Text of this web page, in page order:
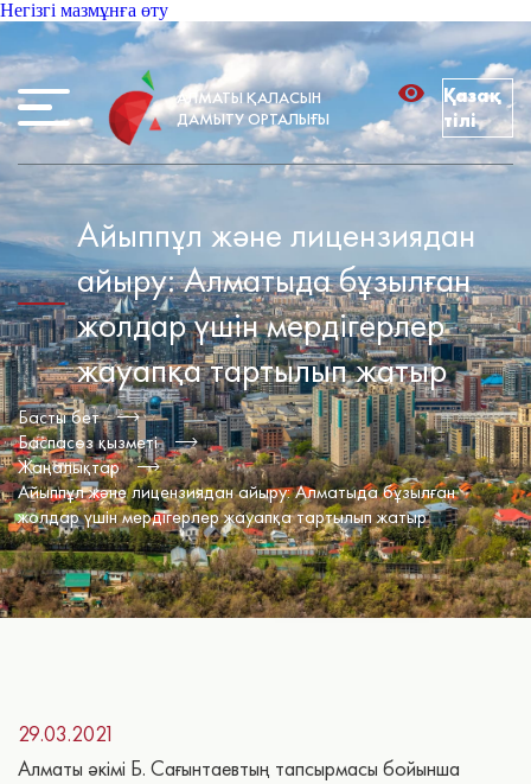
Негізгі мазмұнға өту
АЛМАТЫ ҚАЛАСЫН
ДАМЫТУ ОРТАЛЫҒЫ
Қазақ
тілі
Айыппұл және лицензиядан
айыру: Алматыда бұзылған
жолдар үшін мердігерлер
жауапқа тартылып жатыр
Басты бет
Баспасөз қызметі
Жаңалықтар
Айыппұл және лицензиядан айыру: Алматыда бұзылған
жолдар үшін мердігерлер жауапқа тартылып жатыр
29.03.2021
Алматы әкімі Б. Сағынтаевтың тапсырмасы бойынша